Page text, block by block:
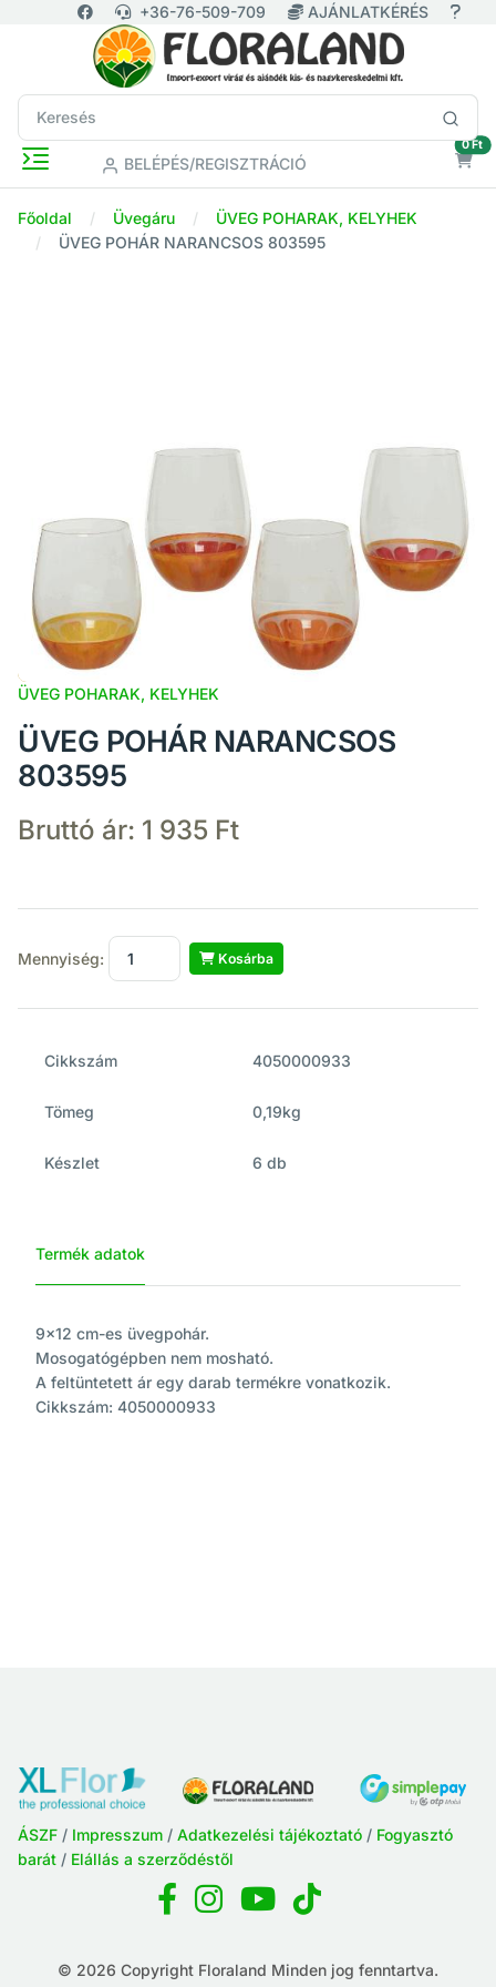
+36-76-509-709 AJÁNLATKÉRÉS
BELÉPÉS/REGISZTRÁCIÓ
0 Ft
Főoldal Üvegáru
ÜVEG POHARAK, KELYHEK
ÜVEG POHÁR NARANCSOS 803595
ÜVEG POHARAK, KELYHEK
ÜVEG POHÁR NARANCSOS
803595
Bruttó ár: 1 935 Ft
Mennyiség: Kosárba
Cikkszám 4050000933
Tömeg 0,19kg
Készlet 6 db
Termék adatok
9x12 cm-es üvegpohár.
Mosogatógépben nem mosható.
A feltüntetett ár egy darab termékre vonatkozik.
Cikkszám: 4050000933
ÁSZF / Impresszum / Adatkezelési tájékoztató / Fogyasztó
barát / Elállás a szerződéstől
© 2026 Copyright Floraland Minden jog fenntartva.